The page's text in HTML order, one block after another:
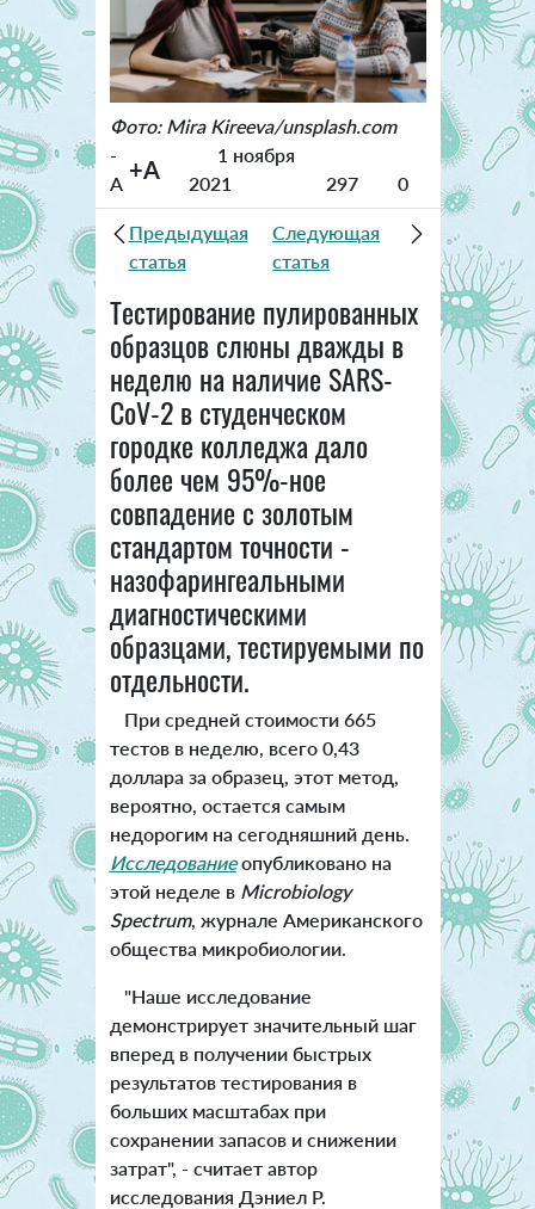
Фото: Mira Kireeva/unsplash.com
-
A +A
1 ноября
2021
297 0
Предыдущая
статья
Следующая
статья
Тестирование пулированных
образцов слюны дважды в
неделю на наличие SARS-
CoV-2 в студенческом
городке колледжа дало
более чем 95%-ное
совпадение с золотым
стандартом точности -
назофарингеальными
диагностическими
образцами, тестируемыми по
отдельности.
При средней стоимости 665
тестов в неделю, всего 0,43
доллара за образец, этот метод,
вероятно, остается самым
недорогим на сегодняшний день.
Исследованиеопубликовано на
этой неделе в Microbiology
Spectrum, журнале Американского
общества микробиологии.
"Наше исследование
демонстрирует значительный шаг
вперед в получении быстрых
результатов тестирования в
больших масштабах при
сохранении запасов и снижении
затрат", - считает автор
исследования Дэниел Р.